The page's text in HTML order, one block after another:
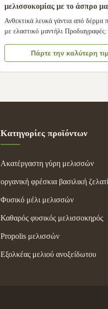
μελισσοκομίας με το άσπρο
αερισμένο μέρος, άσπρη
μανσέτα
Ανθεκτικά λευκά γάντια από δέρμα
με ελαστικό μαντήλι
μανσέτα Μέγεθος: XXL,XL,L,M
mm-500 mm χρώμα: Λευκά γάντια
μανίκι (άλλα χρώματα μπορούν να
Πάρτε την καλύτερη
Κατηγορίες προϊόντων
Ακατέργαστη γύρη μελισσών
οργανική φρέσκια βασιλική
Φυσικό μέλι μελισσών
Καθαρός φυσικός μελισσοκηρός
Propolis μελισσών
Εξολκέας μελιού ανοξείδωτου